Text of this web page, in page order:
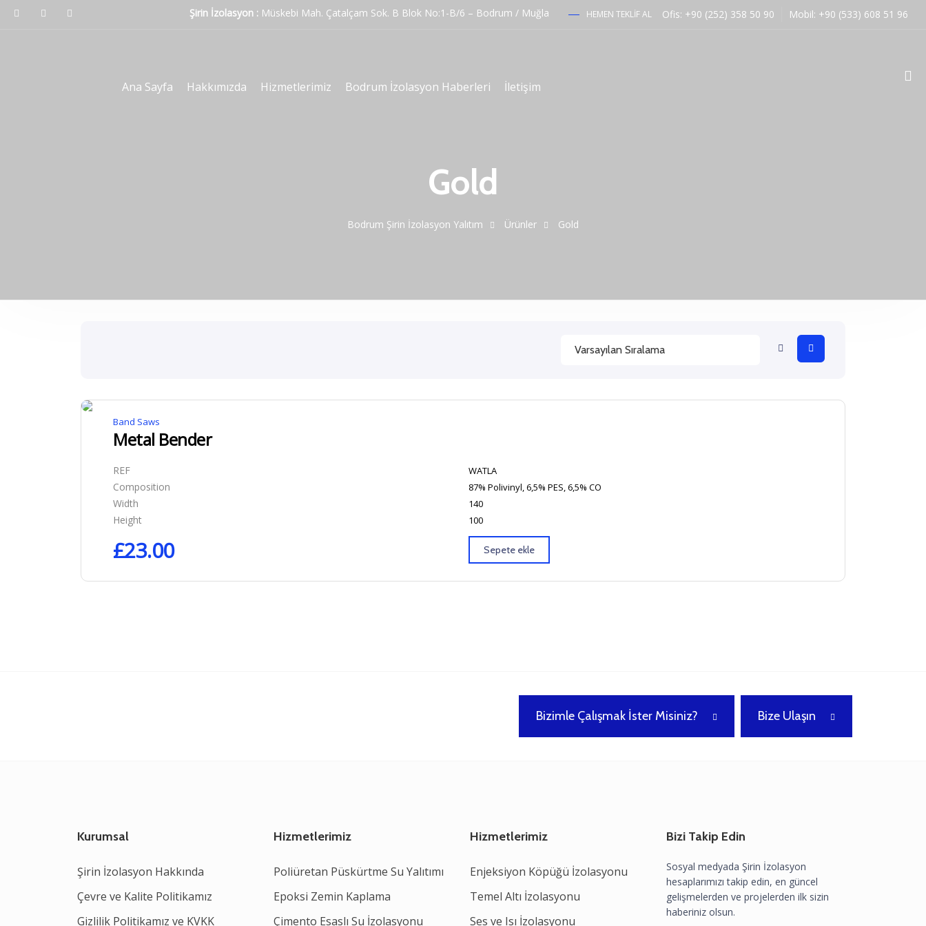
Şirin İzolasyon :Müskebi Mah. Çatalçam Sok. B Blok No:1-B/6 – Bodrum / Muğla HEMEN TEKLIF AL Ofis: +90 (252) 358 50 90 Mobil: +90 (533) 608 51 96
Ana Sayfa Hakkımızda Hizmetlerimiz Bodrum İzolasyon Haberleri İletişim
Gold
Bodrum Şirin İzolasyon Yalıtım Ürünler Gold
Band Saws
Metal Bender
REF WATLA
Composition 87% Polivinyl, 6,5% PES, 6,5% CO
Width 140
Height 100
£23.00 Sepete ekle
Bizimle Çalışmak İster Misiniz? Bize Ulaşın
Kurumsal
Şirin İzolasyon Hakkında
Çevre ve Kalite Politikamız
Gizlilik Politikamız ve KVKK
Hizmetlerimiz
Poliüretan Püskürtme Su Yalıtımı
Epoksi Zemin Kaplama
Çimento Esaslı Su İzolasyonu
Hizmetlerimiz
Enjeksiyon Köpüğü İzolasyonu
Temel Altı İzolasyonu
Ses ve Isı İzolasyonu
Bizi Takip Edin
Sosyal medyada Şirin İzolasyon
hesaplarımızı takip edin, en güncel
gelişmelerden ve projelerden ilk sizin
haberiniz olsun.